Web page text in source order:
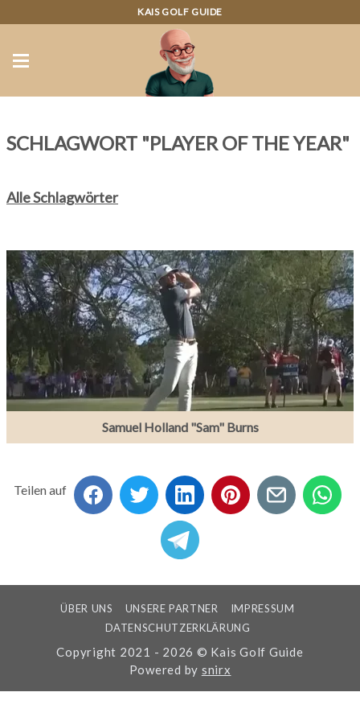
KAIS GOLF GUIDE
SCHLAGWORT "PLAYER OF THE YEAR"
Alle Schlagwörter
Samuel Holland "Sam" Burns
Teilen auf
ÜBER UNS UNSERE PARTNER
IMPRESSUM
DATENSCHUTZERKLÄRUNG
Copyright 2021 - 2026 © Kais Golf Guide
Powered by snirx